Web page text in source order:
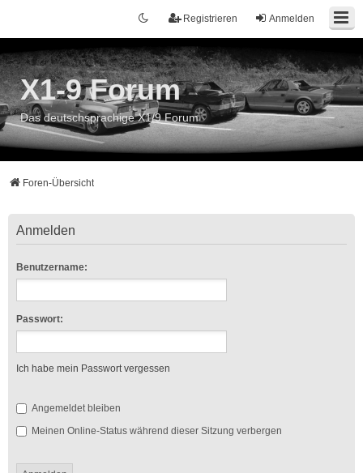
Anmelden
Registrieren
X1-9 Forum
Das deutschsprachige X1/9 Forum
Foren-Übersicht
Anmelden
Benutzername:
Passwort:
Ich habe mein Passwort vergessen
Angemeldet bleiben
Meinen Online-Status während dieser Sitzung verbergen